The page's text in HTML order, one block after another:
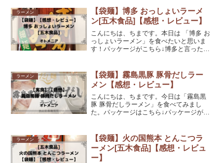
食べてみた感想まで見ていきましょう！
ざるラーメン・鶏だしゆ...
ラーメン
【袋麺】博多 おっしょいラーメ
ン[五木食品]【感想・レビュー】
こんにちは、ちまです。本日は 「博多 お
っしょいラーメン」を食べたいと思いま
す！パッケージがこちら↓博多と言ったら
なので今回のラーメンはとても楽しみで
す...!さっそ...
ラーメン
【袋麺】霧島黒豚 豚骨だしラー
メン【感想・レビュー】
こんにちは、ちまです。今日は「霧島黒
豚 豚骨だしラーメン」を食べてみまし
た。パッケージはこちら↓パッケージが高
べるのが楽しみです。では詳しく見てい
きましょう。霧島...
ラーメン
【袋麺】火の国熊本 とんこつラ
ーメン[五木食品]【感想・レビュ
ー】